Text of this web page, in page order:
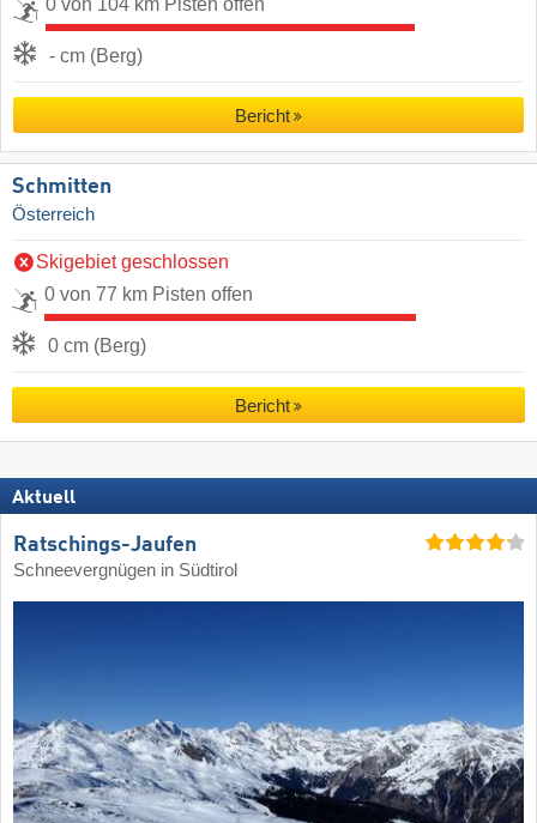
- cm (Berg)
Bericht
Schmitten
Österreich
Skigebiet geschlossen
0 von 77 km Pisten offen
0 cm (Berg)
Bericht
Aktuell
Ratschings-Jaufen
Schneevergnügen in Südtirol